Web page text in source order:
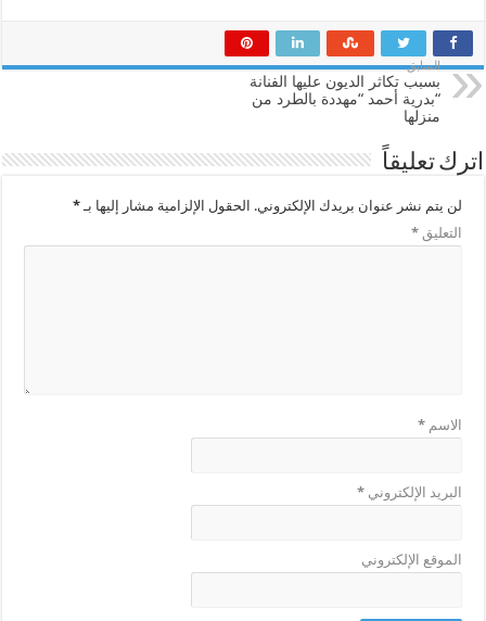
السابق
بسبب تكاثر الديون عليها الفنانة
“بدرية أحمد “مهددة بالطرد من
منزلها
اترك تعليقاً
لن يتم نشر عنوان بريدك الإلكتروني. الحقول الإلزامية مشار إليها بـ*
التعليق*
الاسم*
البريد الإلكتروني*
الموقع الإلكتروني